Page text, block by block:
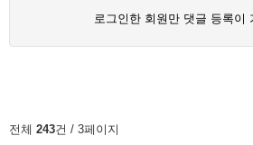
로그인한 회원만 댓글 등록이
전체 243건 / 3페이지